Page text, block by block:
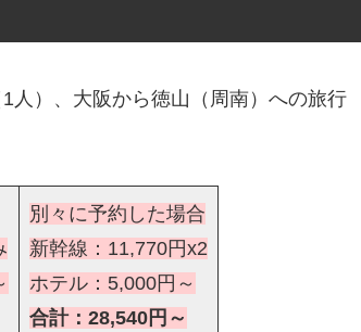
人）、大阪から徳山（周南）への旅行
別々に予約した場合
新幹線：11,770円x2
ホテル：5,000円～
合計：28,540円～